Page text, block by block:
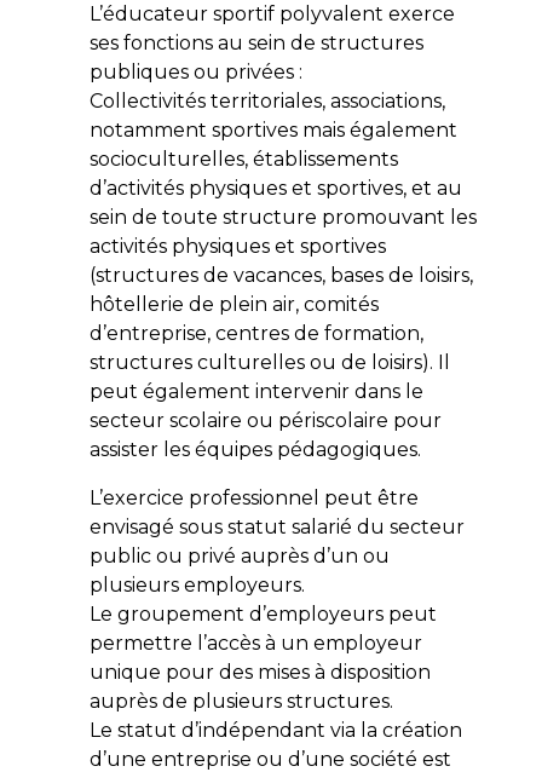
L’éducateur sportif polyvalent exerce
ses fonctions au sein de structures
publiques ou privées :
Collectivités territoriales, associations,
notamment sportives mais également
socioculturelles, établissements
d’activités physiques et sportives, et au
sein de toute structure promouvant les
activités physiques et sportives
(structures de vacances, bases de loisirs,
hôtellerie de plein air, comités
d’entreprise, centres de formation,
structures culturelles ou de loisirs). Il
peut également intervenir dans le
secteur scolaire ou périscolaire pour
assister les équipes pédagogiques.
L’exercice professionnel peut être
envisagé sous statut salarié du secteur
public ou privé auprès d’un ou
plusieurs employeurs.
Le groupement d’employeurs peut
permettre l’accès à un employeur
unique pour des mises à disposition
auprès de plusieurs structures.
Le statut d’indépendant via la création
d’une entreprise ou d’une société est